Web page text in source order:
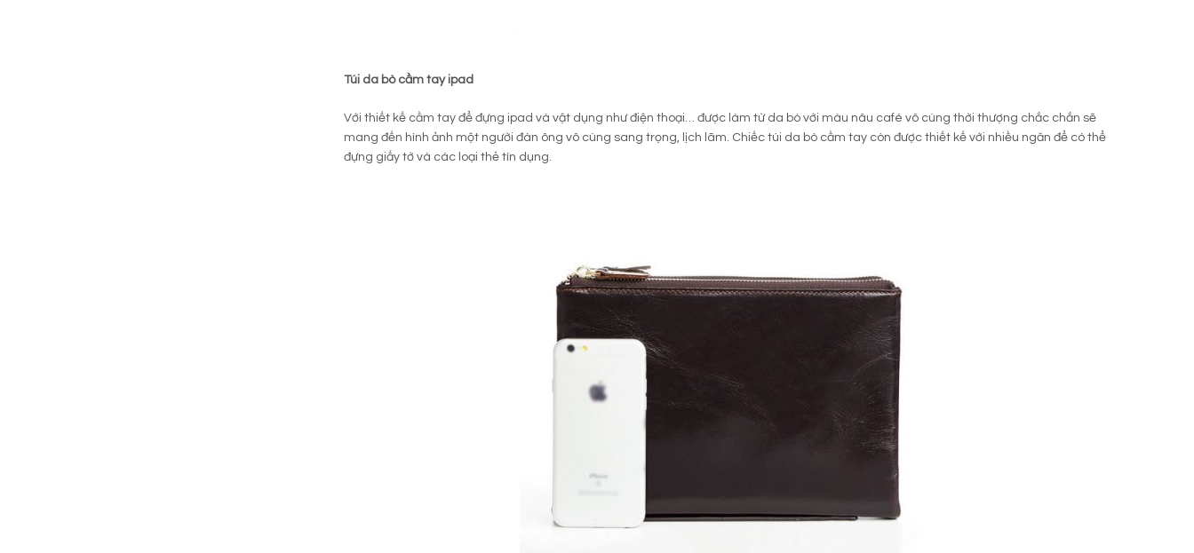
Túi da bò cầm tay ipad
Với thiết kế cầm tay để đựng ipad và vật dụng như điện thoại… được làm từ da bò với màu nâu café vô cùng thời thượng chắc chắn sẽ
mang đến hình ảnh một người đàn ông vô cùng sang trọng, lịch lãm. Chiếc túi da bò cầm tay còn được thiết kế với nhiều ngăn để có thể
đựng giấy tờ và các loại thẻ tín dụng.